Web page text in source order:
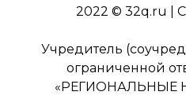
2022 © 32q.ru |
Учредитель
ограниченной
«РЕГИОНАЛЬНЫЕ